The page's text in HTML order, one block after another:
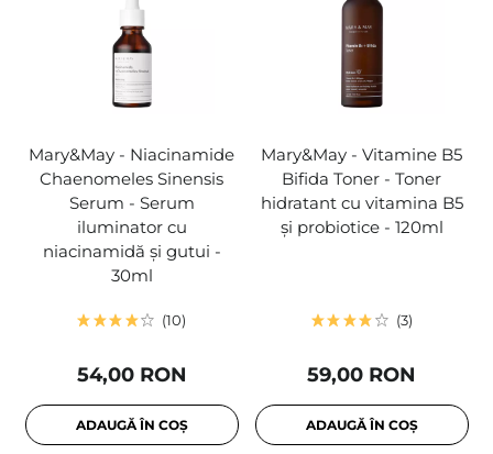
Mary&May - Niacinamide
Chaenomeles Sinensis
Serum - Serum
iluminator cu
niacinamidă și gutui -
30ml
10
54,00 RON
ADAUGĂ ÎN COȘ
Mary&May - Vitamine B5
Bifida Toner - Toner
hidratant cu vitamina B5
și probiotice - 120ml
3
59,00 RON
ADAUGĂ ÎN COȘ